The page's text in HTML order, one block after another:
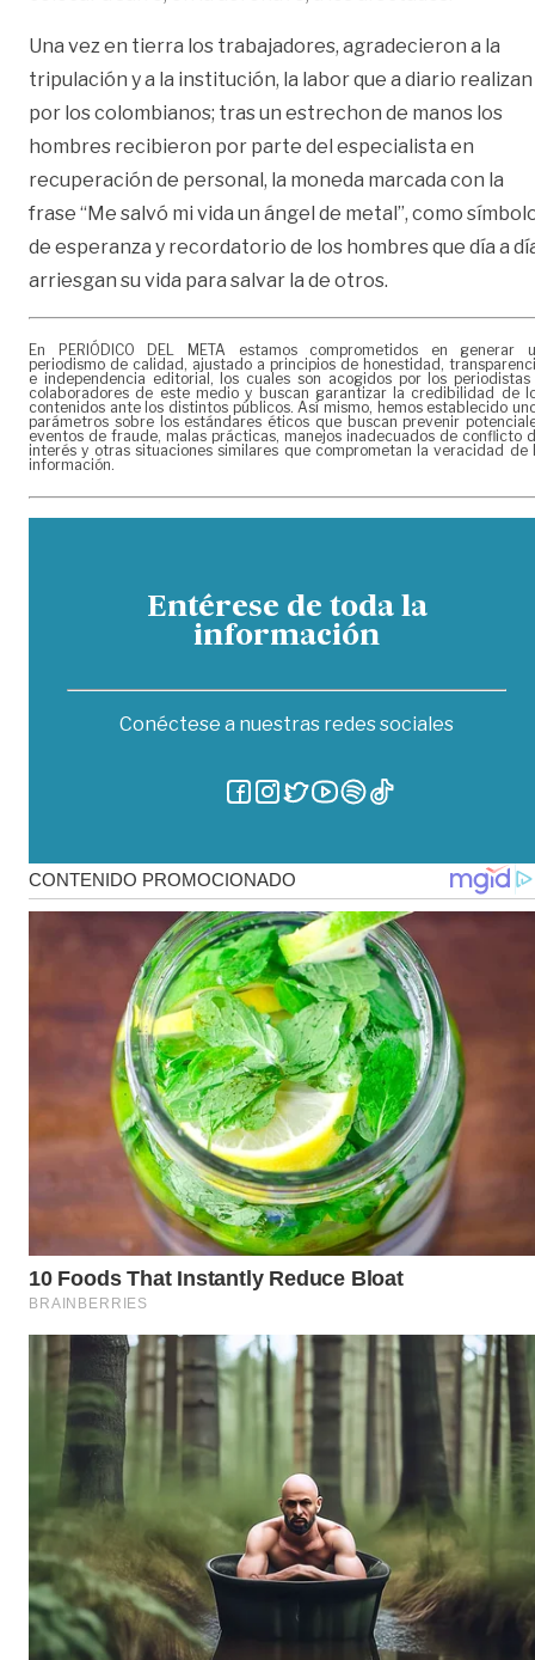
Una vez en tierra los trabajadores, agradecieron a la
tripulación y a la institución, la labor que a diario realizan
por los colombianos; tras un estrechon de manos los
hombres recibieron por parte del especialista en
recuperación de personal, la moneda marcada con la
frase “Me salvó mi vida un ángel de metal”, como
de esperanza y recordatorio de los hombres que día a
arriesgan su vida para salvar la de otros.
En PERIÓDICO DEL META estamos comprometidos en generar
periodismo de calidad, ajustado a principios de honestidad,
e independencia editorial, los cuales son acogidos por los periodistas
colaboradores de este medio y buscan garantizar la credibilidad de
contenidos ante los distintos públicos. Así mismo, hemos establecido
parámetros sobre los estándares éticos que buscan prevenir
eventos de fraude, malas prácticas, manejos inadecuados de conflicto
interés y otras situaciones similares que comprometan la veracidad de
información.
Entérese de toda la
información
Conéctese a nuestras redes sociales